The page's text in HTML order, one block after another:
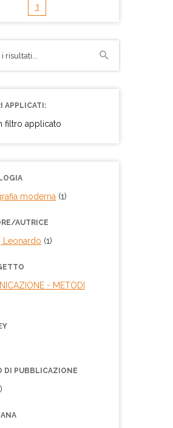
1
APPLICATI:
filtro applicato
moderna (1)
AUTRICE
Leonardo (1)
- METODI
DI PUBBLICAZIONE